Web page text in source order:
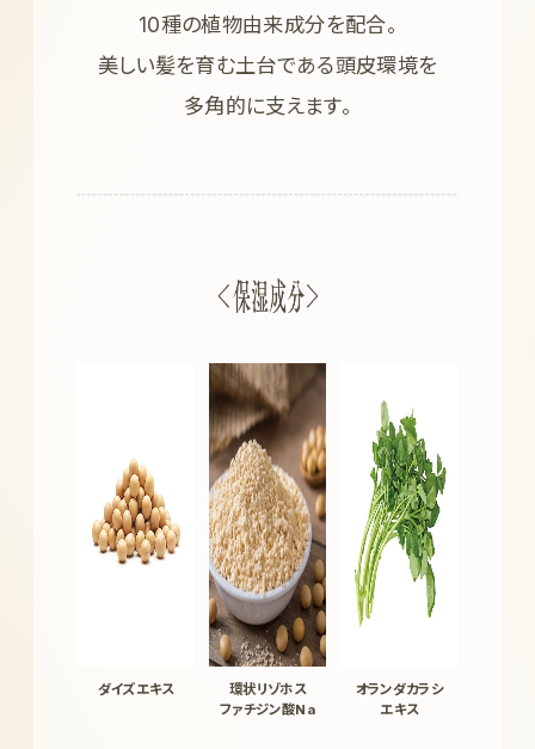
10種の植物由来成分を配合。
美しい髪を育む土台である頭皮環境を
多角的に支えます。
ダイズエキス
環状リゾホス
ファチジン酸Na
オランダカラシ
エキス